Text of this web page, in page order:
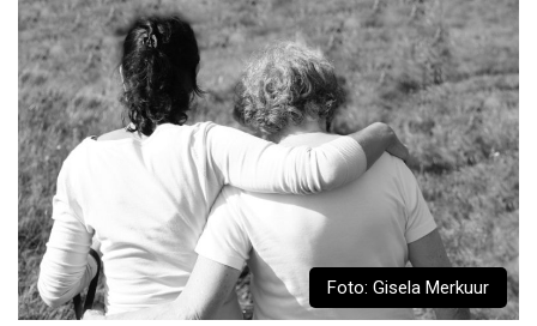
Foto: Gisela Merkuur